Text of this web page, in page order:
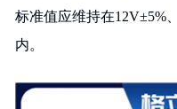
标准值应维持在12V±5%
内。